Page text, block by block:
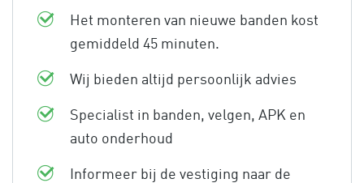
Het monteren van nieuwe banden kost
gemiddeld 45 minuten.
Wij bieden altijd persoonlijk advies
Specialist in banden, velgen, APK en
auto onderhoud
Informeer bij de vestiging naar de